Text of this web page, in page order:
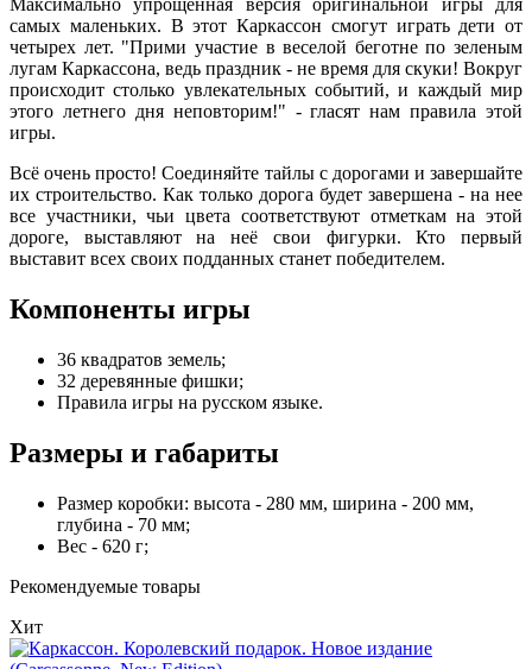
Максимально упрощенная версия оригинальной игры для
самых маленьких. В этот Каркассон смогут играть дети от
четырех лет. "Прими участие в веселой беготне по зеленым
лугам Каркассона, ведь праздник - не время для скуки! Вокруг
происходит столько увлекательных событий, и каждый мир
этого летнего дня неповторим!" - гласят нам правила этой
игры.
Всё очень просто! Соединяйте тайлы с дорогами и завершайте
их строительство. Как только дорога будет завершена - на нее
все участники, чьи цвета соответствуют отметкам на этой
дороге, выставляют на неё свои фигурки. Кто первый
выставит всех своих подданных станет победителем.
Компоненты игры
36 квадратов земель;
32 деревянные фишки;
Правила игры на русском языке.
Размеры и габариты
Размер коробки: высота - 280 мм, ширина - 200 мм,
глубина - 70 мм;
Вес - 620 г;
Рекомендуемые товары
Хит